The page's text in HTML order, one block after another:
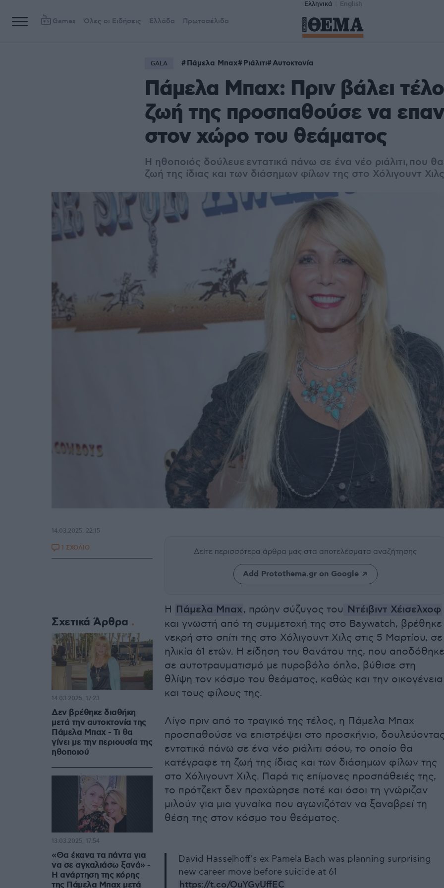
Ελληνικά English
Games Όλες οι Ειδήσεις Ελλάδα Πρωτοσέλιδα
GALA Πάμελα Μπαχ Ριάλιτι Αυτοκτονία
Πάμελα Μπαχ: Πριν βάλει
ζωή της προσπαθούσε να
στον χώρο του θεάματος
Η ηθοποιός δούλευε εντατικά πάνω σε ένα νέο ριάλιτι, που
ζωή της ίδιας και των διάσημων φίλων της στο Χόλιγουντ Χιλς
Δείτε περισσότερα άρθρα μας στα αποτελέσματα αναζήτησης
Add Protothema.gr on Google
Η Πάμελα Μπαχ, πρώην σύζυγος του Ντέιβιντ Χέισελχοφ
και γνωστή από τη συμμετοχή της στο Baywatch, βρέθηκε
νεκρή στο σπίτι της στο Χόλιγουντ Χιλς στις 5 Μαρτίου, σε
ηλικία 61 ετών. Η είδηση του θανάτου της, που αποδόθηκε
σε αυτοτραυματισμό με πυροβόλο όπλο, βύθισε στη
θλίψη τον κόσμο του θεάματος, καθώς και την οικογένεια
και τους φίλους της.
Λίγο πριν από το τραγικό της τέλος, η Πάμελα Μπαχ
προσπαθούσε να επιστρέψει στο προσκήνιο,
εντατικά πάνω σε ένα νέο ριάλιτι σόου, το οποίο θα
κατέγραφε τη ζωή της ίδιας και των διάσημων φίλων της
στο Χόλιγουντ Χιλς. Παρά τις επίμονες προσπάθειές της,
το πρότζεκτ δεν προχώρησε ποτέ και όσοι τη γνώριζαν
μιλούν για μια γυναίκα που αγωνιζόταν να ξαναβρεί τη
θέση της στον κόσμο του θεάματος.
David Hasselhoff's ex Pamela Bach was planning surprising
new career move before suicide at 61
https://t.co/OuYGyUffEC
14.03.2025, 22:15
1 ΣΧΟΛΙΟ
Σχετικά Άρθρα
Δεν βρέθηκε διαθήκη
μετά την αυτοκτονία της
Πάμελα Μπαχ - Τι θα
γίνει με την περιουσία της
ηθοποιού
14.03.2025, 17:23
«Θα έκανα τα πάντα για
να σε αγκαλιάσω ξανά» -
Η ανάρτηση της κόρης
της Πάμελα Μπαχ μετά
13.03.2025, 17:54